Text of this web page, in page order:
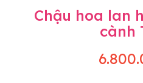
Chậu hoa lan
cành